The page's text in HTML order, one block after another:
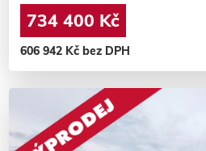
734 400 Kč
606 942 Kč bez DPH